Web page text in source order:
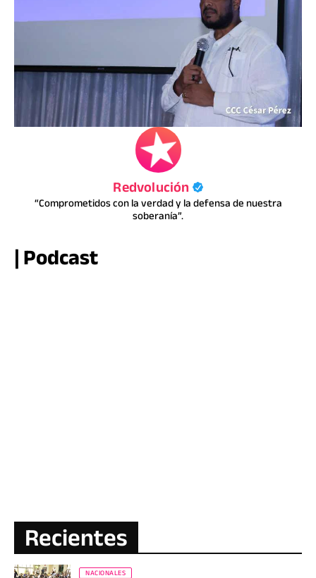
Redvolución
“Comprometidos con la verdad y la defensa de nuestra
soberanía”.
| Podcast
Recientes
NACIONALES